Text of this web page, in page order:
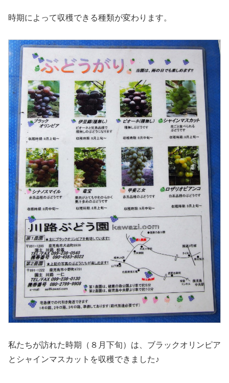
時期によって収穫できる種類が変わります。
私たちが訪れた時期（８月下旬）は、ブラックオリンピア
とシャインマスカットを収穫できました♪